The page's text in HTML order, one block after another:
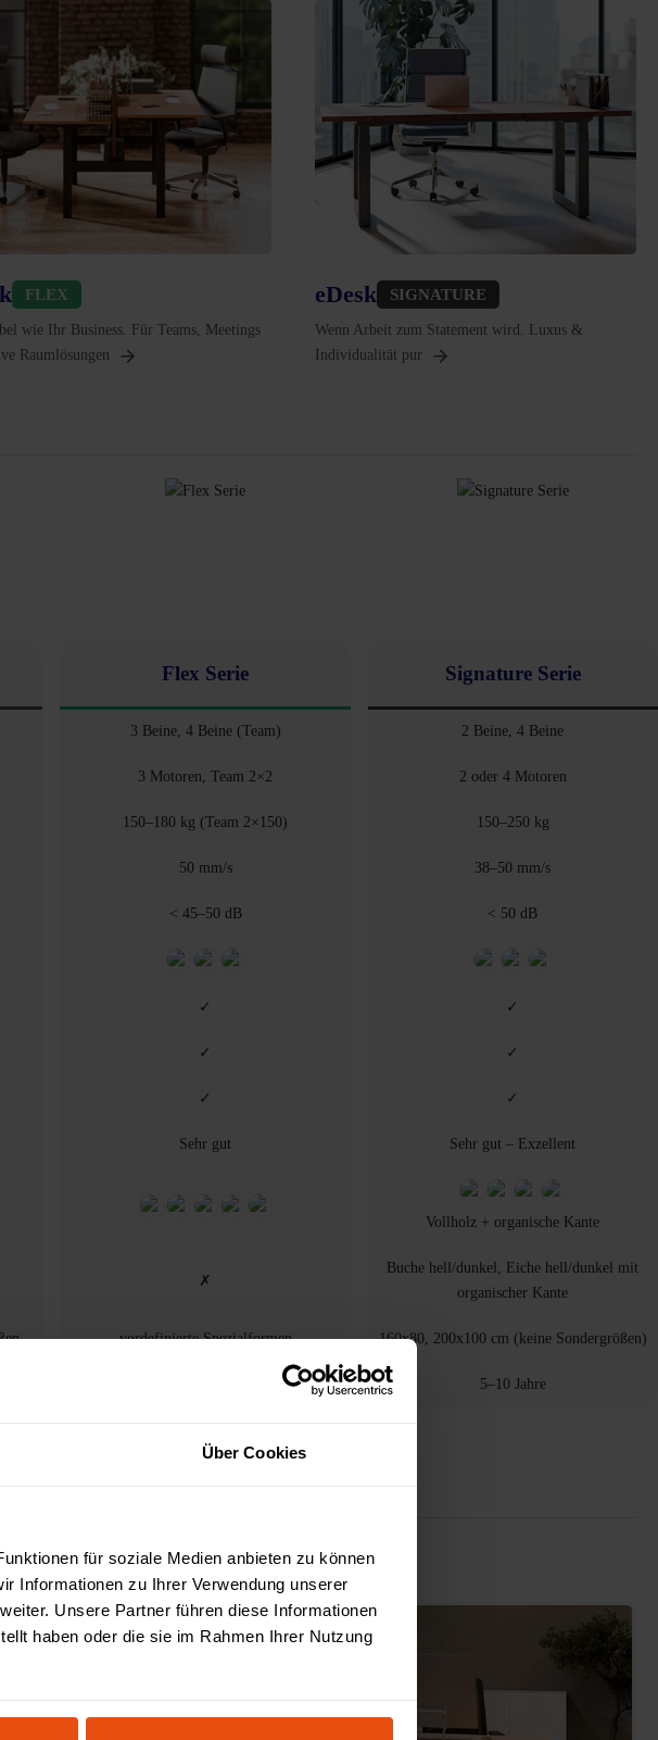
Über Cookies
für soziale Medien anbieten zu können
Informationen zu Ihrer Verwendung unserer
Unsere Partner führen diese Informationen
haben oder die sie im Rahmen Ihrer Nutzung
FLEX
wie Ihr Business. Für Teams, Meetings
Raumlösungen
eDesk SIGNATURE
Wenn Arbeit zum Statement wird. Luxus &
Individualität pur
Flex Serie Signature Serie
3 Beine, 4 Beine (Team) 2 Beine, 4 Beine
3 Motoren, Team 2×2 2 oder 4 Motoren
150–180 kg (Team 2×150) 150–250 kg
50 mm/s 38–50 mm/s
< 45–50 dB < 50 dB
✓ ✓
✓ ✓
✓ ✓
Sehr gut Sehr gut – Exzellent
Vollholz + organische Kante
✗
Buche hell/dunkel, Eiche hell/dunkel mit
organischer Kante
vordefinierte Spezialformen 160x80, 200x100 cm (keine Sondergrößen)
5–10 Jahre
Sprung vom
dein erstes Büro